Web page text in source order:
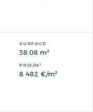
38.08 m²
8 482 €/m²